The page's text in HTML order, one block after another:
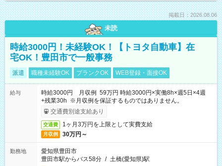
掲載日：2026.08.06
未読
時給3000円！未経験OK！【トヨタ自動車】在
宅OK！豊田市で一般事務
派遣 職種未経験OK ブランクOK WEB登録・面接OK
給与
時給3000円 月収例 59万円 時給3000円×実働8h×週5日×4週
+残業30h ※月収例を保証するものではありません。
交通費別途支給あり
交通費 1ヶ月3万円を上限として実費支給
月収例 30万円～
勤務地
愛知県豊田市
豊田市駅からバス58分 / 土橋(愛知県)駅